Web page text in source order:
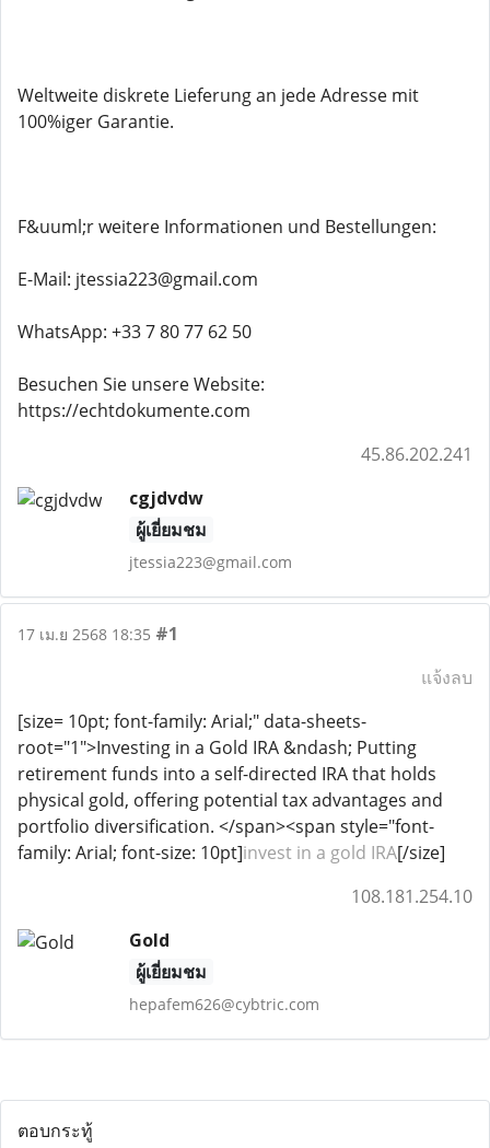
Weltweite diskrete Lieferung an jede Adresse mit
100%iger Garantie.
F&uuml;r weitere Informationen und Bestellungen:
E-Mail: jtessia223@gmail.com
WhatsApp: +33 7 80 77 62 50
Besuchen Sie unsere Website:
https://echtdokumente.com
45.86.202.241
cgjdvdw
ผู้เยี่ยมชม
jtessia223@gmail.com
17 เม.ย 2568 18:35 #1
แจ้งลบ
[size= 10pt; font-family: Arial;" data-sheets-
root="1">Investing in a Gold IRA &ndash; Putting
retirement funds into a self-directed IRA that holds
physical gold, offering potential tax advantages and
portfolio diversification. </span><span style="font-
family: Arial; font-size: 10pt]invest in a gold IRA[/size]
108.181.254.10
Gold
ผู้เยี่ยมชม
hepafem626@cybtric.com
ตอบกระทู้